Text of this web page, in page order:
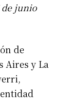
de junio
de
Aires y La